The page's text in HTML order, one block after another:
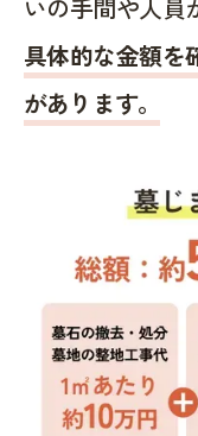
いの手間や人員
具体的な金額を
があります。